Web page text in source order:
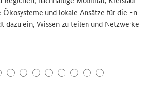
Öko­sys­te­me und lo­ka­le An­sät­ze für die En­
dazu ein, Wis­sen zu tei­len und Netz­wer­ke